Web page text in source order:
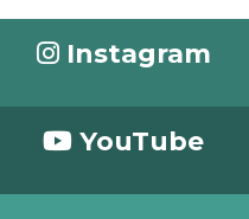
Instagram
YouTube